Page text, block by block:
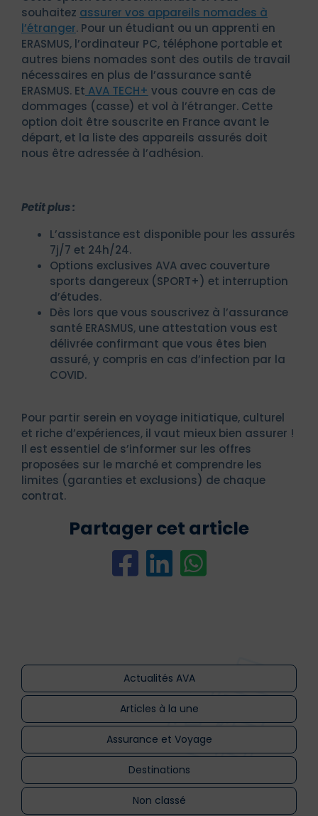
souhaitez assurer vos appareils nomades à
l’étranger. Pour un étudiant ou un apprenti en
ERASMUS, l’ordinateur PC, téléphone portable et
autres biens nomades sont des outils de travail
nécessaires en plus de l’assurance santé
ERASMUS. Et AVA TECH+ vous couvre en cas de
dommages (casse) et vol à l’étranger. Cette
option doit être souscrite en France avant le
départ, et la liste des appareils assurés doit
nous être adressée à l’adhésion.
Petit plus :
L’assistance est disponible pour les assurés
7j/7 et 24h/24.
Options exclusives AVA avec couverture
sports dangereux (SPORT+) et interruption
d’études.
Dès lors que vous souscrivez à l’assurance
santé ERASMUS, une attestation vous est
délivrée confirmant que vous êtes bien
assuré, y compris en cas d’infection par la
COVID.
Pour partir serein en voyage initiatique, culturel
et riche d’expériences, il vaut mieux bien assurer !
Il est essentiel de s’informer sur les offres
proposées sur le marché et comprendre les
limites (garanties et exclusions) de chaque
contrat.
Partager cet article
Actualités AVA
Articles à la une
Assurance et Voyage
Destinations
Non classé